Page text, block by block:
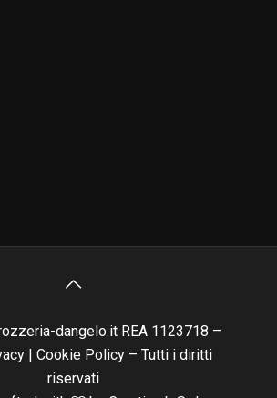
dangelo.it REA 1123718 –
| Cookie Policy – Tutti i diritti
riservati